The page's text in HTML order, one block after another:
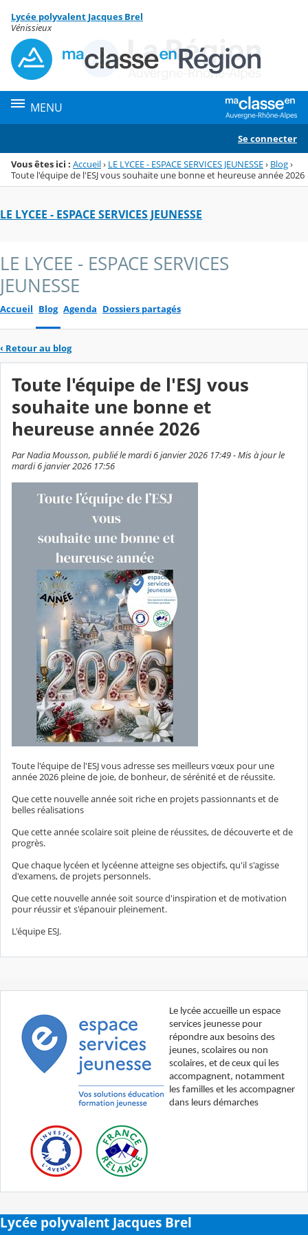
Menu de la rubrique
Contenu
Lycée polyvalent Jacques Brel
Vénissieux
MENU
Se connecter
Vous êtes ici : Accueil› LE LYCEE - ESPACE SERVICES JEUNESSE› Blog›
Toute l'équipe de l'ESJ vous souhaite une bonne et heureuse année 2026
LE LYCEE - ESPACE SERVICES JEUNESSE
LE LYCEE - ESPACE SERVICES
JEUNESSE
Accueil Blog Agenda Dossiers partagés
‹ Retour au blog
Toute l'équipe de l'ESJ vous
souhaite une bonne et
heureuse année 2026
Par Nadia Mousson, publié le mardi 6 janvier 2026 17:49 - Mis à jour le
mardi 6 janvier 2026 17:56
Toute l'équipe de l'ESJ vous adresse ses meilleurs vœux pour une
année 2026 pleine de joie, de bonheur, de sérénité et de réussite.
Que cette nouvelle année soit riche en projets passionnants et de
belles réalisations
Que cette année scolaire soit pleine de réussites, de découverte et de
progrès.
Que chaque lycéen et lycéenne atteigne ses objectifs, qu'il s'agisse
d'examens, de projets personnels.
Que cette nouvelle année soit source d'inspiration et de motivation
pour réussir et s'épanouir pleinement.
L'équipe ESJ.
Le lycée accueille un espace
services jeunesse pour
répondre aux besoins des
jeunes, scolaires ou non
scolaires, et de ceux qui les
accompagnent, notamment
les familles et les accompagner
dans leurs démarches
Lycée polyvalent Jacques Brel